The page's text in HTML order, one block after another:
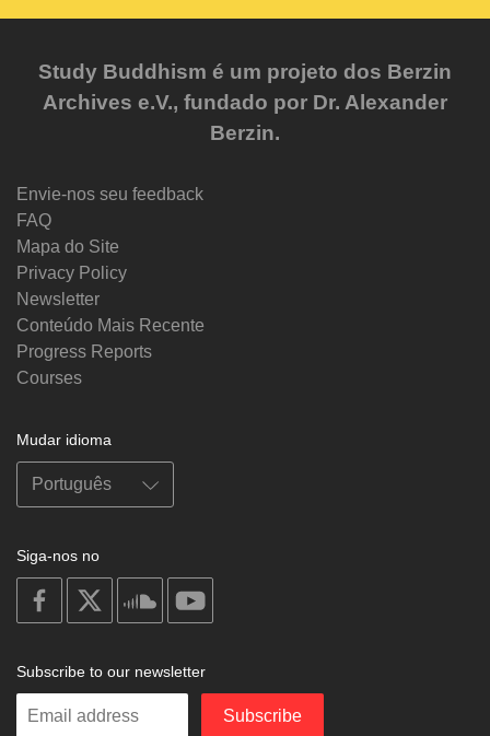
Study Buddhism é um projeto dos Berzin
Archives e.V., fundado por Dr. Alexander
Berzin.
Envie-nos seu feedback
FAQ
Mapa do Site
Privacy Policy
Newsletter
Conteúdo Mais Recente
Progress Reports
Courses
Mudar idioma
Siga-nos no
on
facebook
soundcloud
Subscribe to our newsletter
Enter
Subscribe